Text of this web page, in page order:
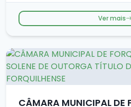
Ver mais
CÂMARA MUNICIPAL DE